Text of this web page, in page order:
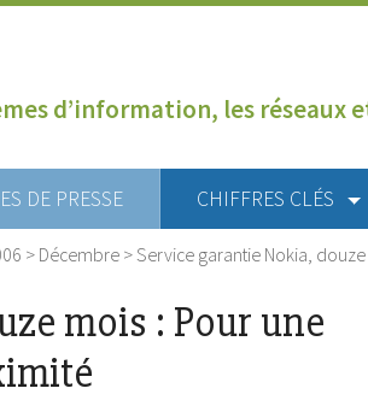
d’information, les réseaux
DE PRESSE CHIFFRES CLÉS
> Décembre >Service garantie Nokia,
mois : Pour une